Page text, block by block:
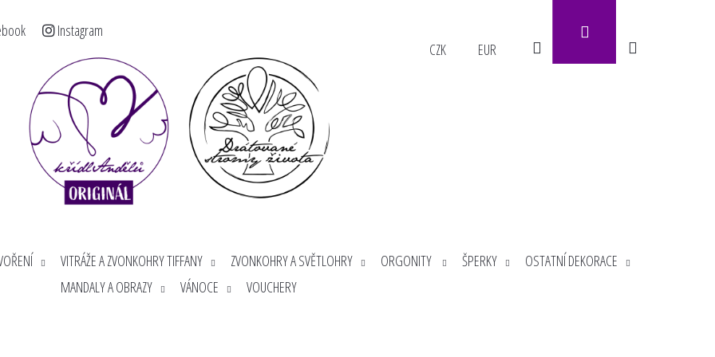
Instagram
VITRÁŽE A ZVONKOHRY TIFFANY ZVONKOHRY A SVĚTLOHRY ORGONITY ŠPERKY
OSTATNÍ DEKORACE
MANDALY A OBRAZY
VÁNOCE VOUCHERY
CZK EUR
Co potřebujete najít?
HLEDAT